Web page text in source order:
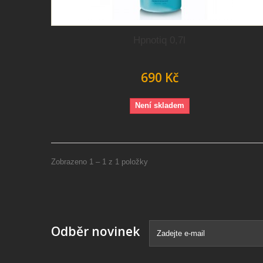
690 Kč
Není skladem
Zobrazeno 1 – 1 z 1 položky
Odběr novinek